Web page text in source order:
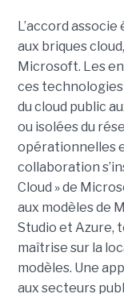
L’accord
aux briques
Microsoft. Les
ces
du cloud public
ou isolées du
opérationnelles
collaboration
Cloud » de
aux modèles de
Studio et Azure,
maîtrise sur la
modèles. Une
aux secteurs